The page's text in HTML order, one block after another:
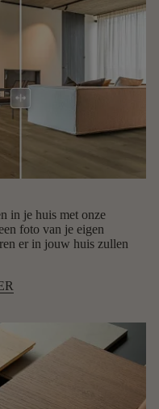
in je huis met onze
foto van je eigen
er in jouw huis zullen